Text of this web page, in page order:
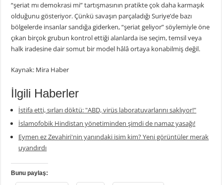
“şeriat mı demokrasi mi” tartışmasının pratikte çok daha karmaşık
olduğunu gösteriyor. Çünkü savaşın parçaladığı Suriye’de bazı
bölgelerde insanlar sandığa giderken, “şeriat geliyor” söylemiyle öne
çıkan birçok grubun kontrol ettiği alanlarda ise seçim, temsil veya
halk iradesine dair somut bir model hâlâ ortaya konabilmiş değil.
Kaynak: Mira Haber
İlgili Haberler
İstifa etti, sırları döktü: "ABD, virüs laboratuvarlarını saklıyor!"
İslamofobik Hindistan yönetiminden şimdi de namaz yasağı!
Eymen ez Zevahiri'nin yanındaki isim kim? Yeni görüntüler merak
uyandırdı
Bunu paylaş: